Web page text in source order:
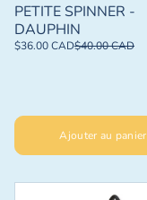
PETITE SPINNER -
DAUPHIN
$36.00 CAD$40.00 CAD
Ajouter au panier